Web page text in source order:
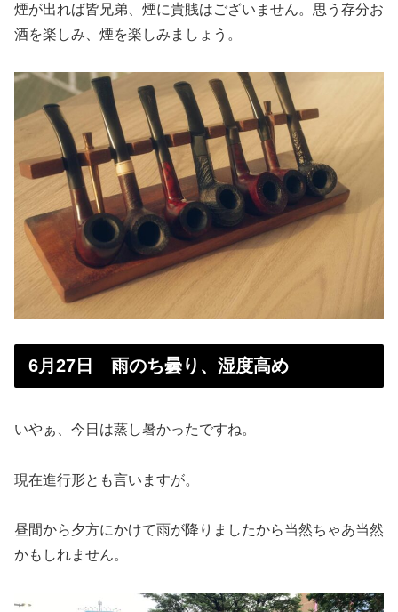
煙が出れば皆兄弟、煙に貴賎はございません。思う存分お
酒を楽しみ、煙を楽しみましょう。
6月27日 雨のち曇り、湿度高め
いやぁ、今日は蒸し暑かったですね。
現在進行形とも言いますが。
昼間から夕方にかけて雨が降りましたから当然ちゃあ当然
かもしれません。